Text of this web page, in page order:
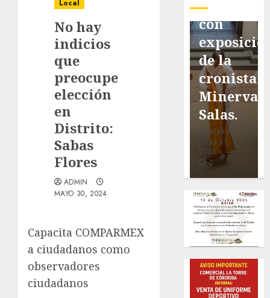
Local
No hay
indicios
que
preocupe
elección
en
Distrito:
Sabas
Flores
ADMIN
MAYO 30, 2024
Capacita COMPARMEX
a ciudadanos como
observadores
ciudadanos
pavimentación
de San
Marcial
será
mejorada.
Interviene
CASF
ADMIN
JULIO 27,
2026
0
exposición
Antonio
Ruiz
Galindo,
de
nuestra
ciudad.
ADMIN
JULIO 30,
2026
0